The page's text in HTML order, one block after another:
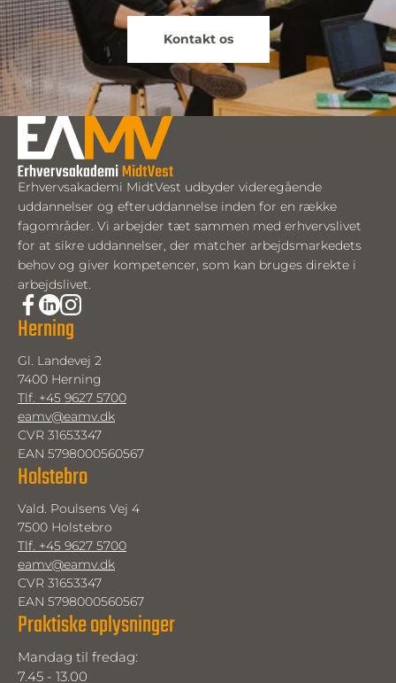
Kontakt os
Erhvervsakademi MidtVest udbyder videregående
uddannelser og efteruddannelse inden for en række
fagområder. Vi arbejder tæt sammen med erhvervslivet
for at sikre uddannelser, der matcher arbejdsmarkedets
behov og giver kompetencer, som kan bruges direkte i
arbejdslivet.
Herning
Gl. Landevej 2
7400 Herning
Tlf. +45 9627 5700
eamv@eamv.dk
CVR 31653347
EAN 5798000560567
Holstebro
Vald. Poulsens Vej 4
7500 Holstebro
Tlf. +45 9627 5700
eamv@eamv.dk
CVR 31653347
EAN 5798000560567
Praktiske oplysninger
Mandag til fredag:
7.45 - 13.00